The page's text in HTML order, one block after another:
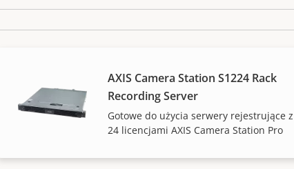
AXIS Camera Station S1224 Rack
Recording Server
Gotowe do użycia serwery rejestrujące z
24 licencjami AXIS Camera Station Pro